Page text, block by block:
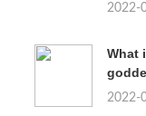
2022-
What
2022-